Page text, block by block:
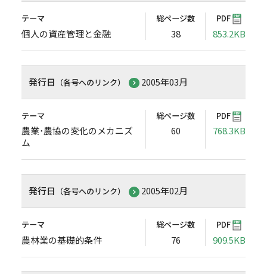
テーマ
個人の資産管理と金融
総ページ数
38
PDF
853.2KB
発行日 （各号へのリンク） 2005年03月
テーマ
農業･農協の変化のメカニズ
ム
総ページ数
60
PDF
768.3KB
発行日 （各号へのリンク） 2005年02月
テーマ
農林業の基礎的条件
総ページ数
76
PDF
909.5KB